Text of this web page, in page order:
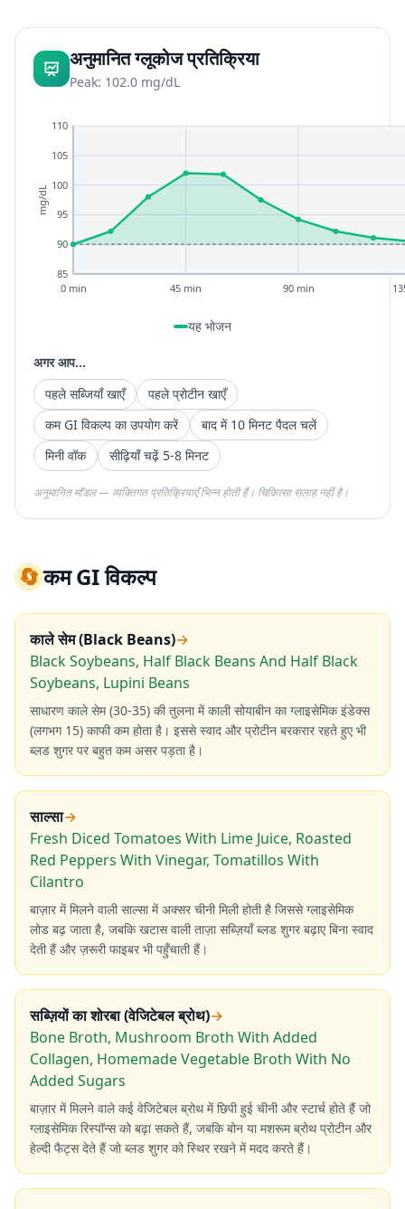
अनुमानित ग्लूकोज प्रतिक्रिया
Peak: 102.0 mg/dL
85
90
95
100
105
110
0 min 45 min 90 min
mg/dL
यह भोजन
अगर आप...
पहले सब्जियाँ खाएँ
पहले प्रोटीन खाएँ
कम GI विकल्प का उपयोग करें
बाद में 10 मिनट पैदल चलें
मिनी वॉक
सीढ़ियाँ चढ़ें 5-8 मिनट
अनुमानित मॉडल — व्यक्तिगत प्रतिक्रियाएँ भिन्न होती हैं। चिकित्सा सलाह नहीं है।
🔄कम GI विकल्प
काले सेम (Black Beans)→
Black Soybeans, Half Black Beans And Half Black
Soybeans, Lupini Beans
साधारण काले सेम (30-35) की तुलना में काली सोयाबीन का ग्लाइसेमिक इंडेक्स
(लगभग 15) काफी कम होता है। इससे स्वाद और प्रोटीन बरकरार रहते हुए भी
ब्लड शुगर पर बहुत कम असर पड़ता है।
साल्सा→
Fresh Diced Tomatoes With Lime Juice, Roasted
Red Peppers With Vinegar, Tomatillos With
Cilantro
बाज़ार में मिलने वाली साल्सा में अक्सर चीनी मिली होती है जिससे ग्लाइसेमिक
लोड बढ़ जाता है, जबकि खटास वाली ताज़ा सब्ज़ियाँ ब्लड शुगर बढ़ाए बिना स्वाद
देती हैं और ज़रूरी फाइबर भी पहुँचाती हैं।
सब्ज़ियों का शोरबा (वेजिटेबल ब्रोथ)→
Bone Broth, Mushroom Broth With Added
Collagen, Homemade Vegetable Broth With No
Added Sugars
बाज़ार में मिलने वाले कई वेजिटेबल ब्रोथ में छिपी हुई चीनी और स्टार्च होते हैं जो
ग्लाइसेमिक रिस्पॉन्स को बढ़ा सकते हैं, जबकि बोन या मशरूम ब्रोथ प्रोटीन और
हेल्दी फैट्स देते हैं जो ब्लड शुगर को स्थिर रखने में मदद करते हैं।